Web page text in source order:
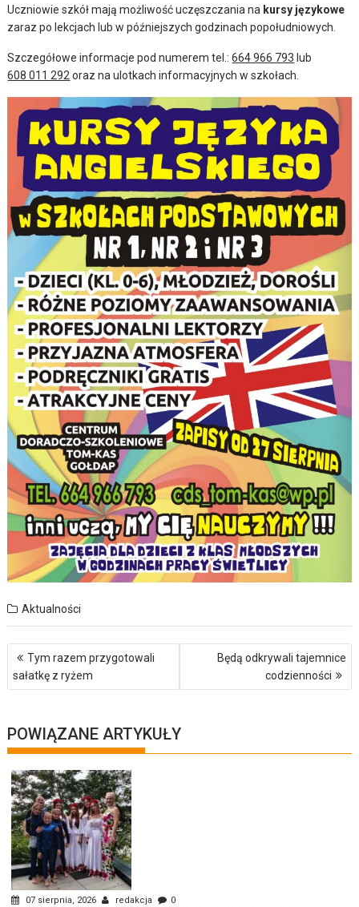
Uczniowie szkół mają możliwość uczęszczania na kursy językowe
zaraz po lekcjach lub w późniejszych godzinach popołudniowych.
Szczegółowe informacje pod numerem tel.:664 966 793 lub
608 011 292 oraz na ulotkach informacyjnych w szkołach.
Aktualności
Nawigacja
wpisu
Tym razem przygotowali
sałatkę z ryżem
Będą odkrywali tajemnice
codzienności
POWIĄZANE ARTYKUŁY
07 sierpnia, 2026 redakcja 0